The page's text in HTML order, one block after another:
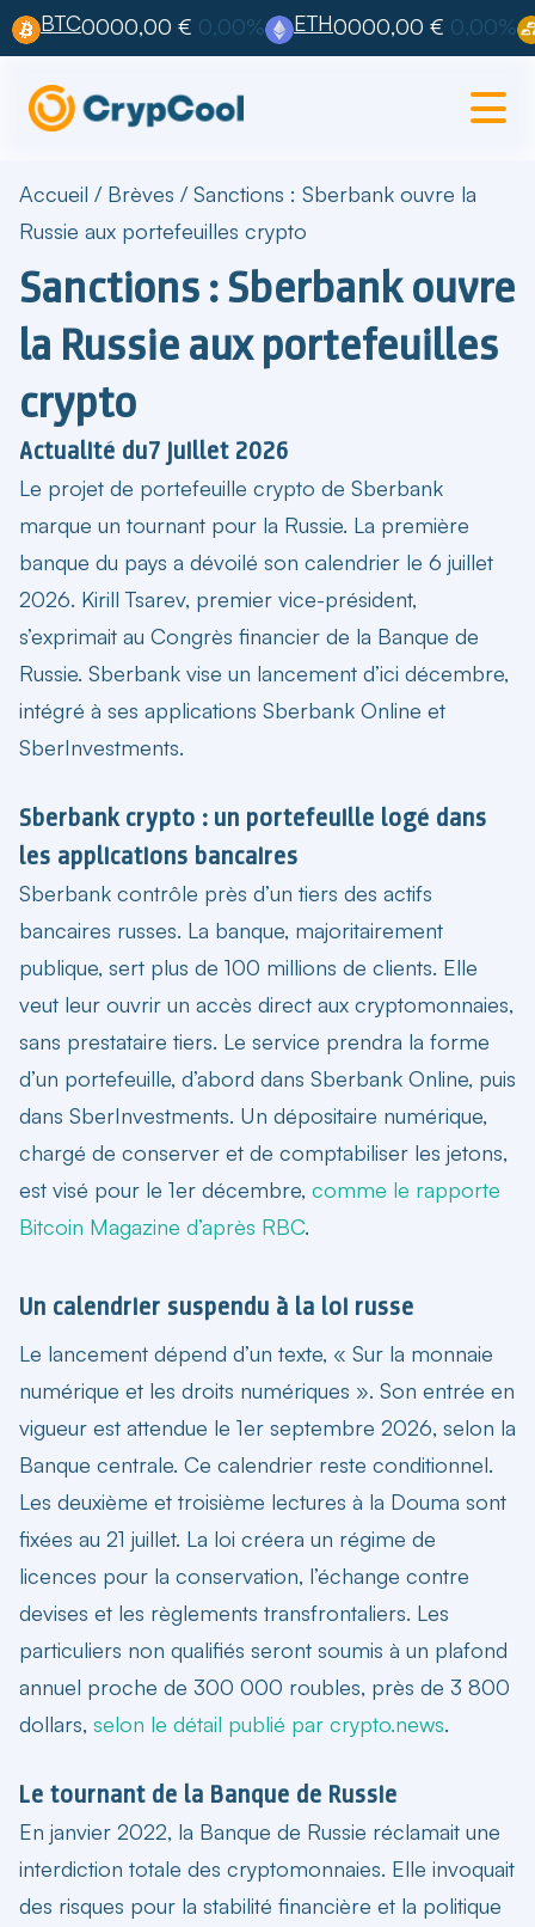
BTC0000,00 € 0,00% ETH0000,00 € 0,00%
Accueil / Brèves / Sanctions : Sberbank ouvre la
Russie aux portefeuilles crypto
Sanctions : Sberbank ouvre
la Russie aux portefeuilles
crypto
Actualité du7 juillet 2026
Le projet de portefeuille crypto de Sberbank
marque un tournant pour la Russie. La première
banque du pays a dévoilé son calendrier le 6 juillet
2026. Kirill Tsarev, premier vice-président,
s’exprimait au Congrès financier de la Banque de
Russie. Sberbank vise un lancement d’ici décembre,
intégré à ses applications Sberbank Online et
SberInvestments.
Sberbank crypto : un portefeuille logé dans
les applications bancaires
Sberbank contrôle près d’un tiers des actifs
bancaires russes. La banque, majoritairement
publique, sert plus de 100 millions de clients. Elle
veut leur ouvrir un accès direct aux cryptomonnaies,
sans prestataire tiers. Le service prendra la forme
d’un portefeuille, d’abord dans Sberbank Online, puis
dans SberInvestments. Un dépositaire numérique,
chargé de conserver et de comptabiliser les jetons,
est visé pour le 1er décembre, comme le rapporte
Bitcoin Magazine d’après RBC.
Un calendrier suspendu à la loi russe
Le lancement dépend d’un texte, « Sur la monnaie
numérique et les droits numériques ». Son entrée en
vigueur est attendue le 1er septembre 2026, selon la
Banque centrale. Ce calendrier reste conditionnel.
Les deuxième et troisième lectures à la Douma sont
fixées au 21 juillet. La loi créera un régime de
licences pour la conservation, l’échange contre
devises et les règlements transfrontaliers. Les
particuliers non qualifiés seront soumis à un plafond
annuel proche de 300 000 roubles, près de 3 800
dollars, selon le détail publié par crypto.news.
Le tournant de la Banque de Russie
En janvier 2022, la Banque de Russie réclamait une
interdiction totale des cryptomonnaies. Elle invoquait
des risques pour la stabilité financière et la politique